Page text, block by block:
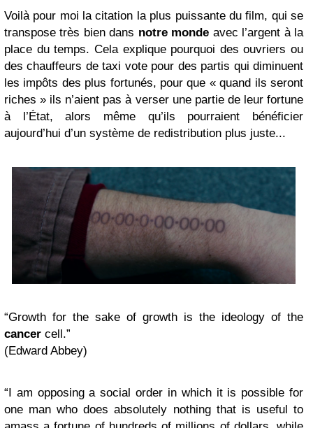
Voilà pour moi la citation la plus puissante du film, qui se
transpose très bien dans notre monde avec l’argent à la
place du temps. Cela explique pourquoi des ouvriers ou
des chauffeurs de taxi vote pour des partis qui diminuent
les impôts des plus fortunés, pour que « quand ils seront
riches » ils n’aient pas à verser une partie de leur fortune
à l’État, alors même qu’ils pourraient bénéficier
aujourd’hui d’un système de redistribution plus juste...
“Growth for the sake of growth is the ideology of the
cancer cell.”
(Edward Abbey)
“I am opposing a social order in which it is possible for
one man who does absolutely nothing that is useful to